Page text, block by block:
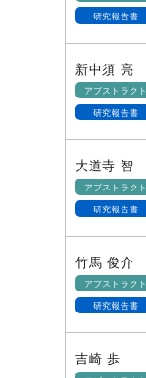
研究報告書
新中須 亮
アブストラクト
研究報告書
大道寺 智
アブストラクト
研究報告書
竹馬 俊介
アブストラクト
研究報告書
吉崎 歩